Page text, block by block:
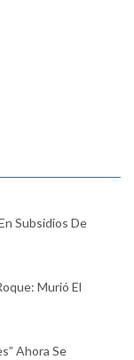
Subsidios De
Murió El
Ahora Se